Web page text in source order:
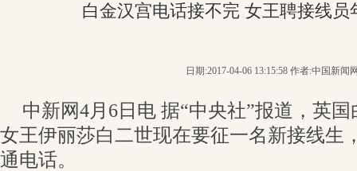
白金汉宫电话接不完 女王聘接线员
日期:2017-04-06 13:15:58 作者:中国新闻
中新网4月6日电 据“中央社”报道，英
女王伊丽莎白二世现在要征一名新接线生
通电话。